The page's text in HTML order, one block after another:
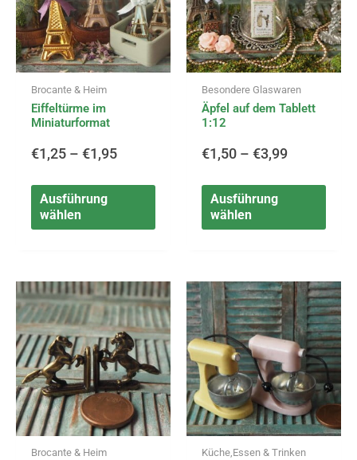
Brocante & Heim
Eiffeltürme im
Miniaturformat
€1,25 – €1,95
bis
€1,95
Ausführung
wählen
auf.
Die
Optionen
können
Produktseite
Besondere Glaswaren
Äpfel auf dem Tablett
1:12
€1,50 – €3,99
bis
€3,99
Ausführung
wählen
auf.
Die
Brocante & Heim
Preisspanne:
€4,99
bis
€11,99
Dieses
Produkt
weist
mehrere
Varianten
auf.
Die
Optionen
können
Küche,Essen & Trinken
€3,25
bis
€17,95
weist
auf.
Die